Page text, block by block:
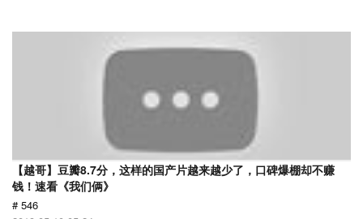
【越哥】豆瓣8.7分，这样的国产片越来越少了，口碑爆棚却不赚
钱！速看《我们俩》
# 546